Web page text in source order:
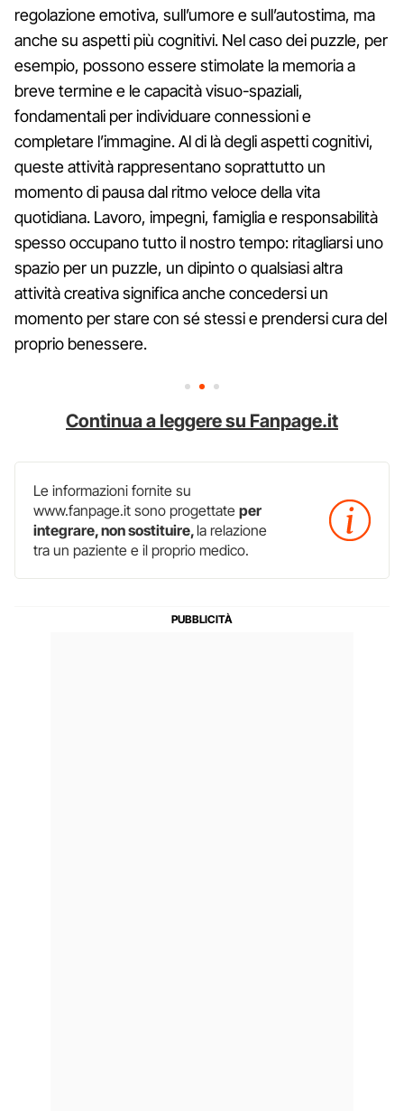
regolazione emotiva, sull’umore e sull’autostima, ma
anche su aspetti più cognitivi. Nel caso dei puzzle, per
esempio, possono essere stimolate la memoria a
breve termine e le capacità visuo-spaziali,
fondamentali per individuare connessioni e
completare l’immagine. Al di là degli aspetti cognitivi,
queste attività rappresentano soprattutto un
momento di pausa dal ritmo veloce della vita
quotidiana. Lavoro, impegni, famiglia e responsabilità
spesso occupano tutto il nostro tempo: ritagliarsi uno
spazio per un puzzle, un dipinto o qualsiasi altra
attività creativa significa anche concedersi un
momento per stare con sé stessi e prendersi cura del
proprio benessere.
Continua a leggere su Fanpage.it
Le informazioni fornite su
www.fanpage.it sono progettate per
integrare, non sostituire,la relazione
tra un paziente e il proprio medico.